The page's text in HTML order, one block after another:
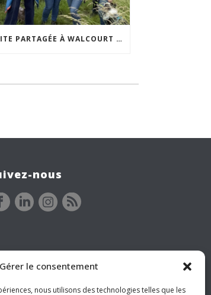
Gérer le consentement
nous utilisons des technologies telles que les
VISITE PARTAGÉE À WALCOURT : UNE DÉMARCHE PARTICIPATIVE ANIMÉE PAR ESPACE ENVIRONNEMENT
nous